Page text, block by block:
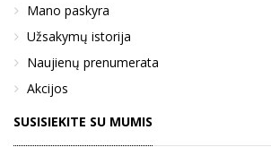
Mano paskyra
Užsakymų istorija
Naujienų prenumerata
Akcijos
SUSISIEKITE SU MUMIS